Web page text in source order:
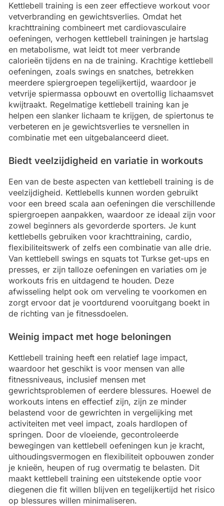
Kettlebell training is een zeer effectieve workout voor
vetverbranding en gewichtsverlies. Omdat het
krachttraining combineert met cardiovasculaire
oefeningen, verhogen kettlebell trainingen je hartslag
en metabolisme, wat leidt tot meer verbrande
calorieën tijdens en na de training. Krachtige kettlebell
oefeningen, zoals swings en snatches, betrekken
meerdere spiergroepen tegelijkertijd, waardoor je
vetvrije spiermassa opbouwt en overtollig lichaamsvet
kwijtraakt. Regelmatige kettlebell training kan je
helpen een slanker lichaam te krijgen, de spiertonus te
verbeteren en je gewichtsverlies te versnellen in
combinatie met een uitgebalanceerd dieet.
Biedt veelzijdigheid en variatie in workouts
Een van de beste aspecten van kettlebell training is de
veelzijdigheid. Kettlebells kunnen worden gebruikt
voor een breed scala aan oefeningen die verschillende
spiergroepen aanpakken, waardoor ze ideaal zijn voor
zowel beginners als gevorderde sporters. Je kunt
kettlebells gebruiken voor krachttraining, cardio,
flexibiliteitswerk of zelfs een combinatie van alle drie.
Van kettlebell swings en squats tot Turkse get-ups en
presses, er zijn talloze oefeningen en variaties om je
workouts fris en uitdagend te houden. Deze
afwisseling helpt ook om verveling te voorkomen en
zorgt ervoor dat je voortdurend vooruitgang boekt in
de richting van je fitnessdoelen.
Weinig impact met hoge beloningen
Kettlebell training heeft een relatief lage impact,
waardoor het geschikt is voor mensen van alle
fitnessniveaus, inclusief mensen met
gewrichtsproblemen of eerdere blessures. Hoewel de
workouts intens en effectief zijn, zijn ze minder
belastend voor de gewrichten in vergelijking met
activiteiten met veel impact, zoals hardlopen of
springen. Door de vloeiende, gecontroleerde
bewegingen van kettlebell oefeningen kun je kracht,
uithoudingsvermogen en flexibiliteit opbouwen zonder
je knieën, heupen of rug overmatig te belasten. Dit
maakt kettlebell training een uitstekende optie voor
diegenen die fit willen blijven en tegelijkertijd het risico
op blessures willen minimaliseren.